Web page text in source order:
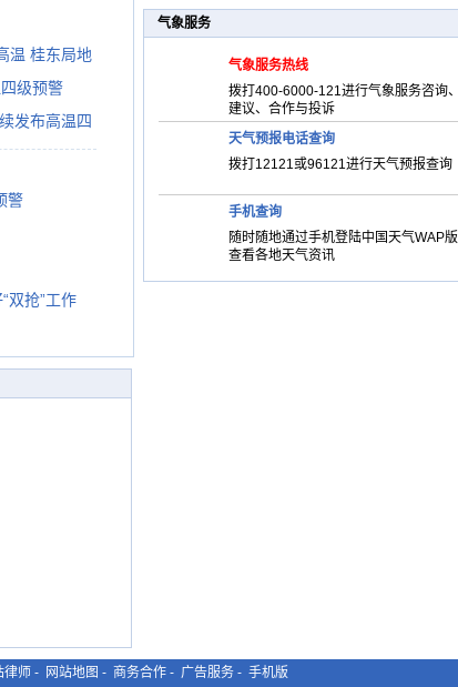
温 桂东局地
级预警
发布高温四
警
双抢”工作
气象服务
气象服务热线
拨打400-6000-121进行气象服务咨询、
建议、合作与投诉
天气预报电话查询
拨打12121或96121进行天气预报查询
手机查询
随时随地通过手机登陆中国天气WAP版
查看各地天气资讯
律师 - 网站地图 - 商务合作 - 广告服务 - 手机版